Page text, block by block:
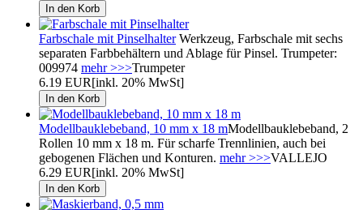
Farbschale mit PinselhalterWerkzeug, Farbschale mit sechs
separaten Farbbehältern und Ablage für Pinsel. Trumpeter:
009974 mehr >>>Trumpeter
6.19 EUR[inkl. 20% MwSt]
Modellbauklebeband, 10 mm x 18 mModellbauklebeband, 2
Rollen 10 mm x 18 m. Für scharfe Trennlinien, auch bei
gebogenen Flächen und Konturen. mehr >>>VALLEJO
6.29 EUR[inkl. 20% MwSt]